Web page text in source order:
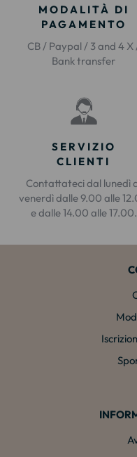
MODALITÀ DI
PAGAMENTO
CB / Paypal / 3 and 4 X
Bank transfer
SERVIZIO
CLIENTI
Contattateci dal lunedì
venerdì dalle 9.00 alle
e dalle 14.00 alle 17.00.